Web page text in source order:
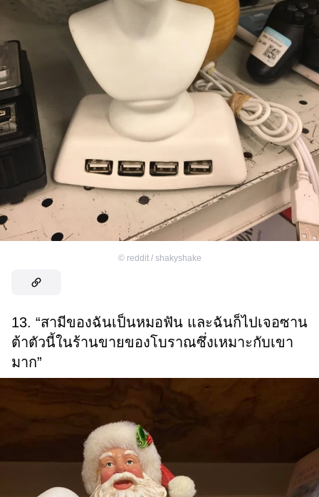
© reddit / shakyshake
13. “สามีของฉันเป็นหมอฟัน และฉันก็ไปเจอซาน
ต้าตัวนี้ในร้านขายของโบราณซึ่งเหมาะกับเขา
มาก”